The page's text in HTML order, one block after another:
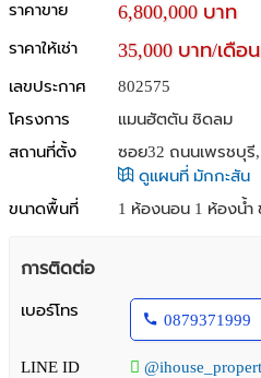
ราคาขาย 6,800,000 บาท
ราคาให้เช่า 35,000 บาท/เดือน
เลขประกาศ
802575
โครงการ
แมนฮัตตัน ชิดลม
สถานที่ตั้ง
ซอย32 ถนนเพรชบุรี
ดูแผนที่ มักกะสัน
ขนาดพื้นที่
1 ห้องนอน 1 ห้องน้ำ
การติดต่อ
เบอร์โทร
0879371999
LINE ID